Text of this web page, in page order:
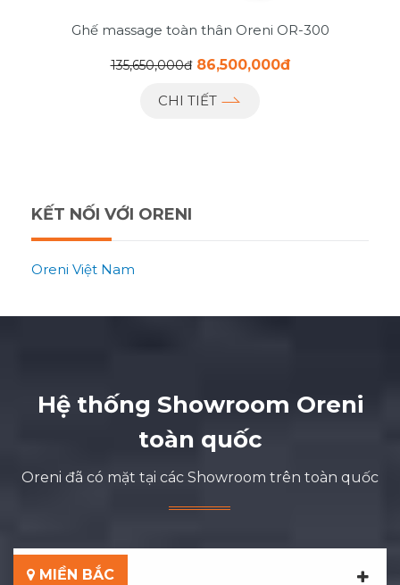
Ghế massage toàn thân Oreni OR-300
135,650,000đ 86,500,000đ
CHI TIẾT
KẾT NỐI VỚI ORENI
Oreni Việt Nam
Hệ thống Showroom Oreni
toàn quốc
Oreni đã có mặt tại các Showroom trên toàn quốc
MIỀN BẮC